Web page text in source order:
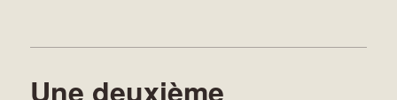
Une deuxième